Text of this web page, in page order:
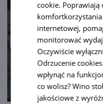
cookie. Poprawiają
internetowej,
monitorować
Oczywiście
Odrzucenie
wpłynąć na
co wolisz? Wino
jakościowe z